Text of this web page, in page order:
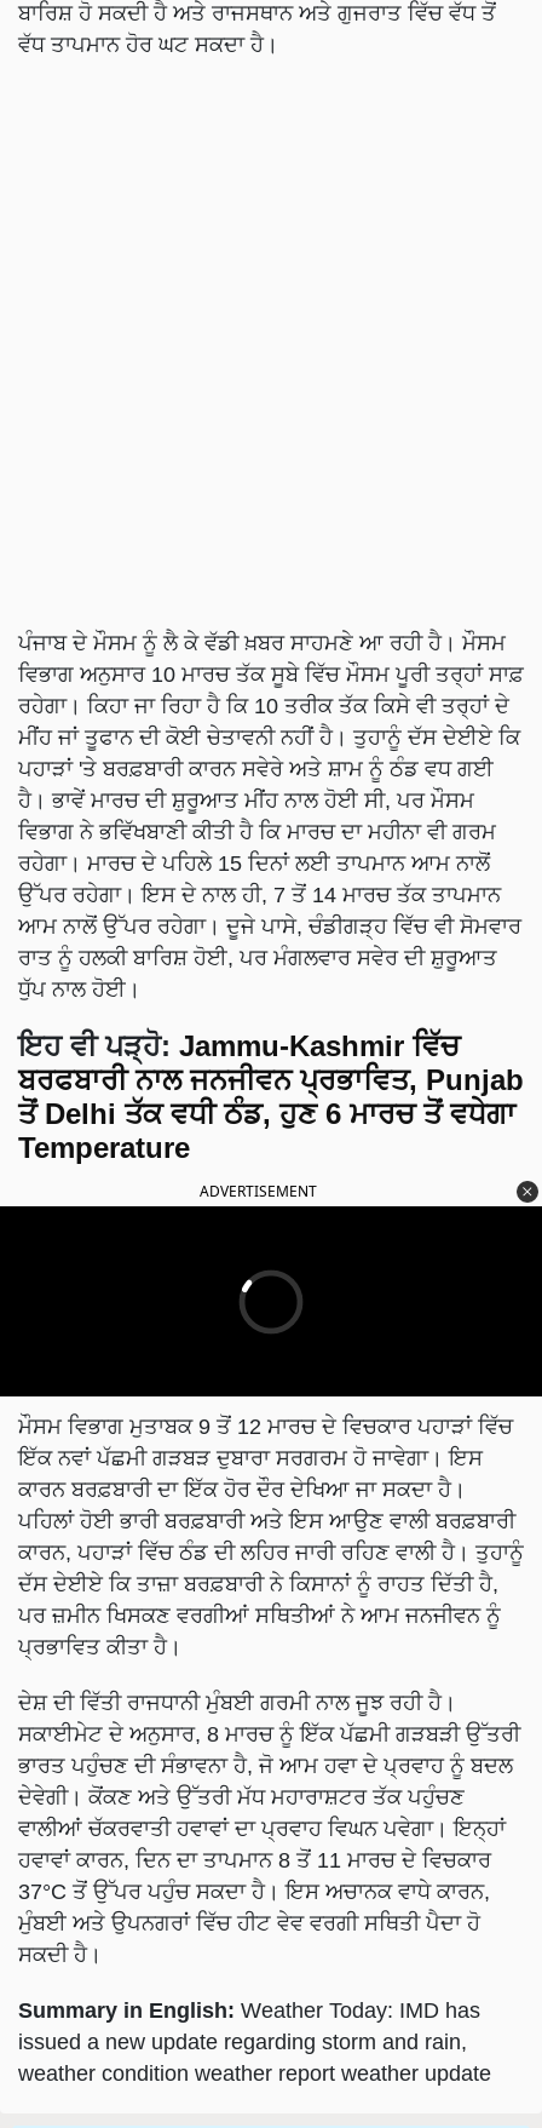
ਬਾਰਿਸ਼ ਹੋ ਸਕਦੀ ਹੈ ਅਤੇ ਰਾਜਸਥਾਨ ਅਤੇ ਗੁਜਰਾਤ ਵਿੱਚ ਵੱਧ ਤੋਂ
ਵੱਧ ਤਾਪਮਾਨ ਹੋਰ ਘਟ ਸਕਦਾ ਹੈ।
ਪੰਜਾਬ ਦੇ ਮੌਸਮ ਨੂੰ ਲੈ ਕੇ ਵੱਡੀ ਖ਼ਬਰ ਸਾਹਮਣੇ ਆ ਰਹੀ ਹੈ। ਮੌਸਮ
ਵਿਭਾਗ ਅਨੁਸਾਰ 10 ਮਾਰਚ ਤੱਕ ਸੂਬੇ ਵਿੱਚ ਮੌਸਮ ਪੂਰੀ ਤਰ੍ਹਾਂ ਸਾਫ਼
ਰਹੇਗਾ। ਕਿਹਾ ਜਾ ਰਿਹਾ ਹੈ ਕਿ 10 ਤਰੀਕ ਤੱਕ ਕਿਸੇ ਵੀ ਤਰ੍ਹਾਂ ਦੇ
ਮੀਂਹ ਜਾਂ ਤੂਫਾਨ ਦੀ ਕੋਈ ਚੇਤਾਵਨੀ ਨਹੀਂ ਹੈ। ਤੁਹਾਨੂੰ ਦੱਸ ਦੇਈਏ ਕਿ
ਪਹਾੜਾਂ 'ਤੇ ਬਰਫ਼ਬਾਰੀ ਕਾਰਨ ਸਵੇਰੇ ਅਤੇ ਸ਼ਾਮ ਨੂੰ ਠੰਡ ਵਧ ਗਈ
ਹੈ। ਭਾਵੇਂ ਮਾਰਚ ਦੀ ਸ਼ੁਰੂਆਤ ਮੀਂਹ ਨਾਲ ਹੋਈ ਸੀ, ਪਰ ਮੌਸਮ
ਵਿਭਾਗ ਨੇ ਭਵਿੱਖਬਾਣੀ ਕੀਤੀ ਹੈ ਕਿ ਮਾਰਚ ਦਾ ਮਹੀਨਾ ਵੀ ਗਰਮ
ਰਹੇਗਾ। ਮਾਰਚ ਦੇ ਪਹਿਲੇ 15 ਦਿਨਾਂ ਲਈ ਤਾਪਮਾਨ ਆਮ ਨਾਲੋਂ
ਉੱਪਰ ਰਹੇਗਾ। ਇਸ ਦੇ ਨਾਲ ਹੀ, 7 ਤੋਂ 14 ਮਾਰਚ ਤੱਕ ਤਾਪਮਾਨ
ਆਮ ਨਾਲੋਂ ਉੱਪਰ ਰਹੇਗਾ। ਦੂਜੇ ਪਾਸੇ, ਚੰਡੀਗੜ੍ਹ ਵਿੱਚ ਵੀ ਸੋਮਵਾਰ
ਰਾਤ ਨੂੰ ਹਲਕੀ ਬਾਰਿਸ਼ ਹੋਈ, ਪਰ ਮੰਗਲਵਾਰ ਸਵੇਰ ਦੀ ਸ਼ੁਰੂਆਤ
ਧੁੱਪ ਨਾਲ ਹੋਈ।
ਇਹ ਵੀ ਪੜ੍ਹੋ: Jammu-Kashmir ਵਿੱਚ
ਬਰਫਬਾਰੀ ਨਾਲ ਜਨਜੀਵਨ ਪ੍ਰਭਾਵਿਤ, Punjab
ਤੋਂ Delhi ਤੱਕ ਵਧੀ ਠੰਡ, ਹੁਣ 6 ਮਾਰਚ ਤੋਂ ਵਧੇਗਾ
Temperature
ADVERTISEMENT
ਮੌਸਮ ਵਿਭਾਗ ਮੁਤਾਬਕ 9 ਤੋਂ 12 ਮਾਰਚ ਦੇ ਵਿਚਕਾਰ ਪਹਾੜਾਂ ਵਿੱਚ
ਇੱਕ ਨਵਾਂ ਪੱਛਮੀ ਗੜਬੜ ਦੁਬਾਰਾ ਸਰਗਰਮ ਹੋ ਜਾਵੇਗਾ। ਇਸ
ਕਾਰਨ ਬਰਫ਼ਬਾਰੀ ਦਾ ਇੱਕ ਹੋਰ ਦੌਰ ਦੇਖਿਆ ਜਾ ਸਕਦਾ ਹੈ।
ਪਹਿਲਾਂ ਹੋਈ ਭਾਰੀ ਬਰਫ਼ਬਾਰੀ ਅਤੇ ਇਸ ਆਉਣ ਵਾਲੀ ਬਰਫ਼ਬਾਰੀ
ਕਾਰਨ, ਪਹਾੜਾਂ ਵਿੱਚ ਠੰਡ ਦੀ ਲਹਿਰ ਜਾਰੀ ਰਹਿਣ ਵਾਲੀ ਹੈ। ਤੁਹਾਨੂੰ
ਦੱਸ ਦੇਈਏ ਕਿ ਤਾਜ਼ਾ ਬਰਫ਼ਬਾਰੀ ਨੇ ਕਿਸਾਨਾਂ ਨੂੰ ਰਾਹਤ ਦਿੱਤੀ ਹੈ,
ਪਰ ਜ਼ਮੀਨ ਖਿਸਕਣ ਵਰਗੀਆਂ ਸਥਿਤੀਆਂ ਨੇ ਆਮ ਜਨਜੀਵਨ ਨੂੰ
ਪ੍ਰਭਾਵਿਤ ਕੀਤਾ ਹੈ।
ਦੇਸ਼ ਦੀ ਵਿੱਤੀ ਰਾਜਧਾਨੀ ਮੁੰਬਈ ਗਰਮੀ ਨਾਲ ਜੂਝ ਰਹੀ ਹੈ।
ਸਕਾਈਮੇਟ ਦੇ ਅਨੁਸਾਰ, 8 ਮਾਰਚ ਨੂੰ ਇੱਕ ਪੱਛਮੀ ਗੜਬੜੀ ਉੱਤਰੀ
ਭਾਰਤ ਪਹੁੰਚਣ ਦੀ ਸੰਭਾਵਨਾ ਹੈ, ਜੋ ਆਮ ਹਵਾ ਦੇ ਪ੍ਰਵਾਹ ਨੂੰ ਬਦਲ
ਦੇਵੇਗੀ। ਕੋਂਕਣ ਅਤੇ ਉੱਤਰੀ ਮੱਧ ਮਹਾਰਾਸ਼ਟਰ ਤੱਕ ਪਹੁੰਚਣ
ਵਾਲੀਆਂ ਚੱਕਰਵਾਤੀ ਹਵਾਵਾਂ ਦਾ ਪ੍ਰਵਾਹ ਵਿਘਨ ਪਵੇਗਾ। ਇਨ੍ਹਾਂ
ਹਵਾਵਾਂ ਕਾਰਨ, ਦਿਨ ਦਾ ਤਾਪਮਾਨ 8 ਤੋਂ 11 ਮਾਰਚ ਦੇ ਵਿਚਕਾਰ
37°C ਤੋਂ ਉੱਪਰ ਪਹੁੰਚ ਸਕਦਾ ਹੈ। ਇਸ ਅਚਾਨਕ ਵਾਧੇ ਕਾਰਨ,
ਮੁੰਬਈ ਅਤੇ ਉਪਨਗਰਾਂ ਵਿੱਚ ਹੀਟ ਵੇਵ ਵਰਗੀ ਸਥਿਤੀ ਪੈਦਾ ਹੋ
ਸਕਦੀ ਹੈ।
Summary in English: Weather Today: IMD has
issued a new update regarding storm and rain,
weather condition weather report weather update